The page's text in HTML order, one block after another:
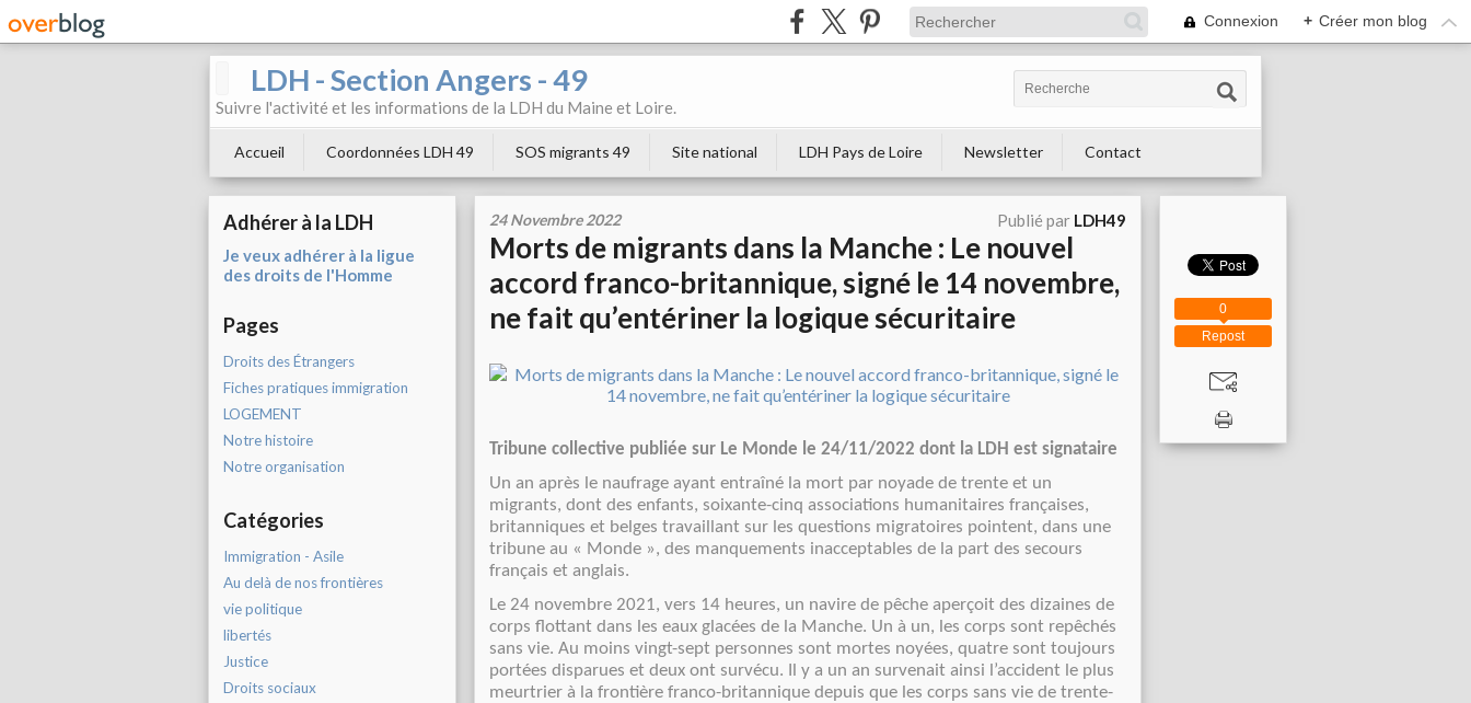
Connexion + Créer mon blog
LDH - Section Angers - 49
Suivre l'activité et les informations de la LDH du Maine et Loire.
Accueil Coordonnées LDH 49 SOS migrants 49 Site national LDH Pays de Loire Newsletter Contact
Adhérer à la LDH
Je veux adhérer à la ligue
des droits de l'Homme
Pages
Droits des Étrangers
Fiches pratiques immigration
LOGEMENT
Notre histoire
Notre organisation
Catégories
Immigration - Asile
Au delà de nos frontières
vie politique
libertés
Justice
Droits sociaux
24 Novembre 2022 Publié par LDH49
Morts de migrants dans la Manche : Le nouvel
accord franco-britannique, signé le 14 novembre,
ne fait qu’entériner la logique sécuritaire
Tribune collective publiée sur Le Monde le 24/11/2022 dont la LDH est signataire
Un an après le naufrage ayant entraîné la mort par noyade de trente et un
migrants, dont des enfants, soixante-cinq associations humanitaires françaises,
britanniques et belges travaillant sur les questions migratoires pointent, dans une
tribune au « Monde », des manquements inacceptables de la part des secours
français et anglais.
Le 24 novembre 2021, vers 14 heures, un navire de pêche aperçoit des dizaines de
corps flottant dans les eaux glacées de la Manche. Un à un, les corps sont repêchés
sans vie. Au moins vingt-sept personnes sont mortes noyées, quatre sont toujours
portées disparues et deux ont survécu. Il y a un an survenait ainsi l’accident le plus
meurtrier à la frontière franco-britannique depuis que les corps sans vie de trente-
Repost
0